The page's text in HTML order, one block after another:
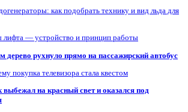
как подобрать технику и вид льда для
лифта — устройство и принцип работы
дерево рухнуло прямо на пассажирский автобус
покупка телевизора стала квестом
на красный свет и оказался под